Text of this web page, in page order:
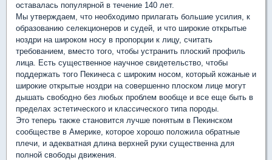
оставалась популярной в течение 140 лет.
Мы утверждаем, что необходимо прилагать большие усилия, к
образованию селекционеров и судей, и что широкие открытые
ноздри на широком носу в пропорции к лицу, считать
требованием, вместо того, чтобы устранить плоский профиль
лица. Есть существенное научное свидетельство, чтобы
поддержать того Пекинеса с широким носом, который кожаные и
широкие открытые ноздри на совершенно плоском лице могут
дышать свободно без любых проблем вообще и все еще быть в
пределах эстетического и классического типа породы.
Это теперь также становится лучше понятым в Пекинском
сообществе в Америке, которое хорошо положила обратные
плечи, и адекватная длина верхней руки существенна для
полной свободы движения.